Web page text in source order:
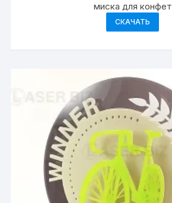
миска для конфет
СКАЧАТЬ